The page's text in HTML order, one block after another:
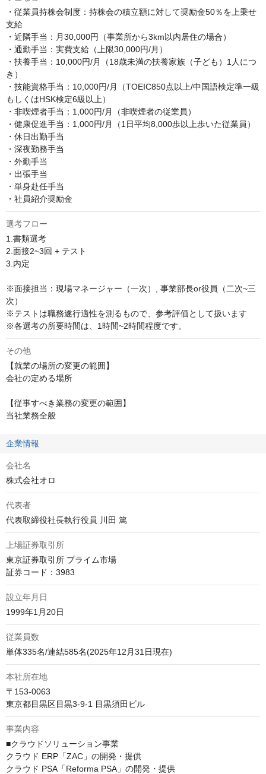
・従業員持株会制度：持株会の積立額に対して奨励金50％を上乗せ
支給
・近隣手当：月30,000円（事業所から3km以内居住の場合）
・通勤手当：実費支給（上限30,000円/月）
・扶養手当：10,000円/月（18歳未満の扶養家族（子ども）1人につ
き）
・技能資格手当：10,000円/月（TOEIC850点以上/中国語検定準一級
もしくはHSK検定6級以上）
・非喫煙者手当：1,000円/月（非喫煙者の従業員）
・健康促進手当：1,000円/月（1日平均8,000歩以上歩いた従業員）
・休日出勤手当
・深夜勤務手当
・外勤手当
・出張手当
・単身赴任手当
・社員紹介奨励金
選考フロー
1.書類選考
2.面接2~3回 + テスト
3.内定
※面接担当：現場マネージャー（一次）, 事業部長or役員（二次~三
次）
※テストは職務遂行適性を測るもので、参考評価として扱います
※各選考の所要時間は、1時間~2時間程度です。
その他
【就業の場所の変更の範囲】
会社の定める場所
【従事すべき業務の変更の範囲】
当社業務全般
企業情報
会社名
株式会社オロ
代表者
代表取締役社長執行役員 川田 篤
上場証券取引所
東京証券取引所 プライム市場
証券コード：3983
設立年月日
1999年1月20日
従業員数
単体335名/連結585名(2025年12月31日現在)
本社所在地
〒153-0063
東京都目黒区目黒3-9-1 目黒須田ビル
事業内容
■クラウドソリューション事業
クラウド ERP「ZAC」の開発・提供
クラウド PSA「Reforma PSA」の開発・提供